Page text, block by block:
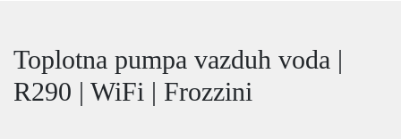
Toplotna pumpa vazduh voda |
R290 | WiFi | Frozzini